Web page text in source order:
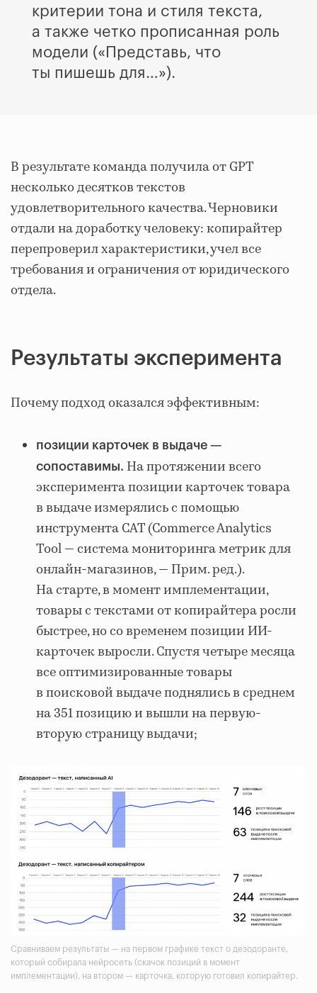
критерии тона и стиля текста,
а также четко прописанная роль
модели («Представь, что
ты пишешь для…»).
В результате команда получила от GPT
несколько десятков текстов
удовлетворительного качества. Черновики
отдали на доработку человеку: копирайтер
перепроверил характеристики, учел все
требования и ограничения от юридического
отдела.
Результаты эксперимента
Почему подход оказался эффективным:
позиции карточек в выдаче —
сопоставимы. На протяжении всего
эксперимента позиции карточек товара
в выдаче измерялись с помощью
инструмента CAT (Commerce Analytics
Tool — система мониторинга метрик для
онлайн-магазинов, — Прим. ред.).
На старте, в момент имплементации,
товары с текстами от копирайтера росли
быстрее, но со временем позиции ИИ-
карточек выросли. Спустя четыре месяца
все оптимизированные товары
в поисковой выдаче поднялись в среднем
на 351 позицию и вышли на первую-
вторую страницу выдачи;
Сравниваем результаты — на первом графике текст о дезодоранте,
который собирала нейросеть (скачок позиций в момент
имплементации), на втором — карточка, которую готовил копирайтер.